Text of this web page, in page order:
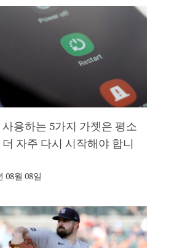
사용하는 5가지 가젯은 평소
자주 다시 시작해야 합니
08월 08일